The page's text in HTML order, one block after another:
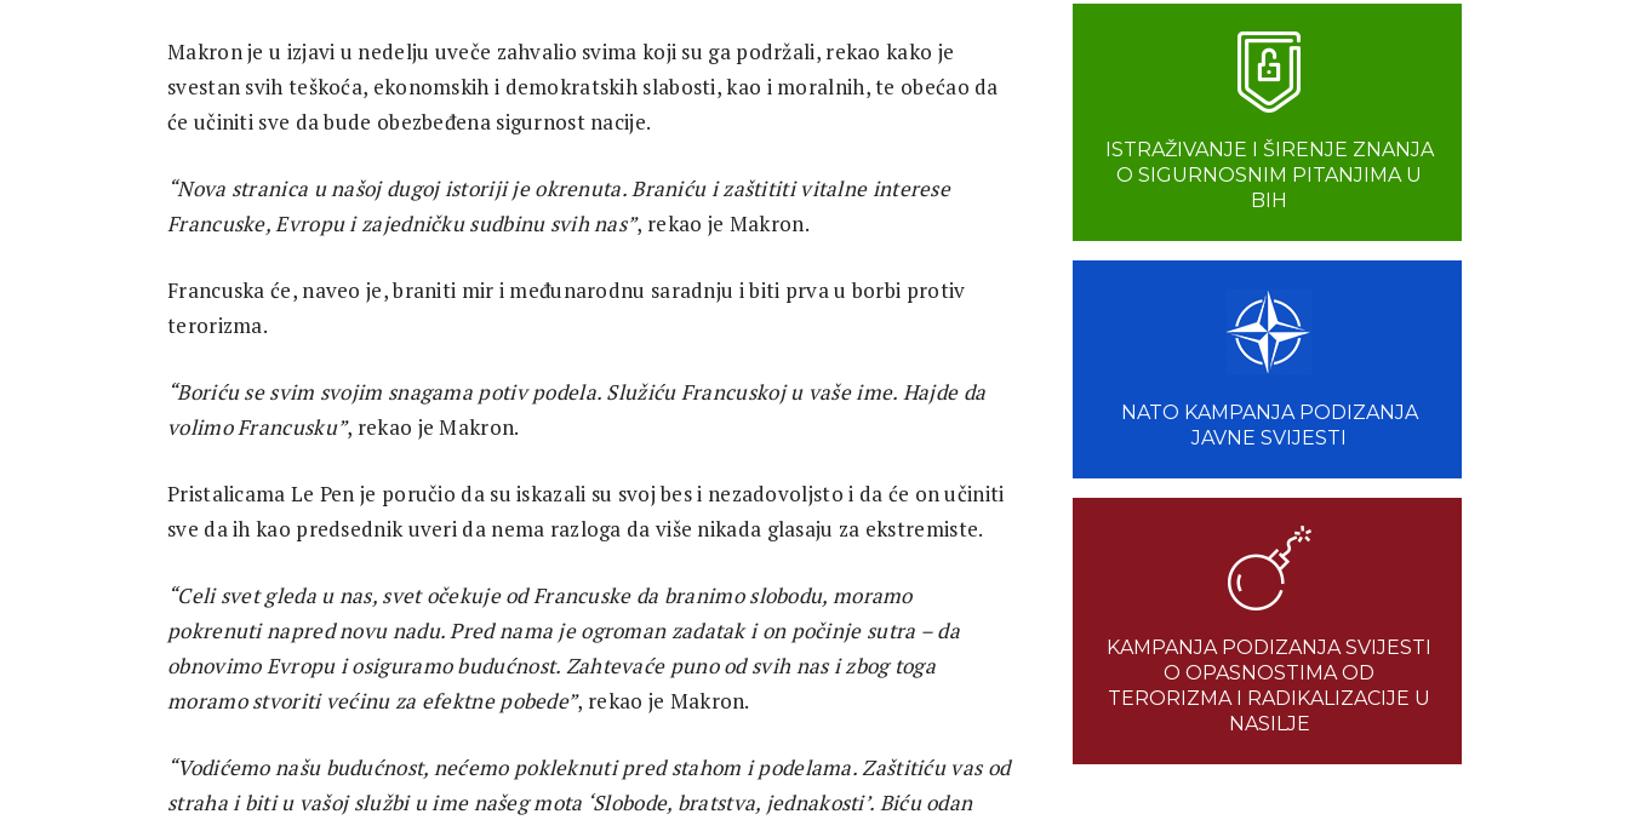
Makron je u izjavi u nedelju uveče zahvalio svima koji su ga podržali, rekao kako je
svestan svih teškoća, ekonomskih i demokratskih slabosti, kao i moralnih, te obećao da
će učiniti sve da bude obezbeđena sigurnost nacije.
“Nova stranica u našoj dugoj istoriji je okrenuta. Braniću i zaštititi vitalne interese
Francuske, Evropu i zajedničku sudbinu svih nas”, rekao je Makron.
Francuska će, naveo je, braniti mir i međunarodnu saradnju i biti prva u borbi protiv
terorizma.
“Boriću se svim svojim snagama potiv podela. Služiću Francuskoj u vaše ime. Hajde da
volimo Francusku”, rekao je Makron.
Pristalicama Le Pen je poručio da su iskazali su svoj bes i nezadovoljsto i da će on učiniti
sve da ih kao predsednik uveri da nema razloga da više nikada glasaju za ekstremiste.
“Celi svet gleda u nas, svet očekuje od Francuske da branimo slobodu, moramo
pokrenuti napred novu nadu. Pred nama je ogroman zadatak i on počinje sutra – da
obnovimo Evropu i osiguramo budućnost. Zahtevaće puno od svih nas i zbog toga
moramo stvoriti većinu za efektne pobede”, rekao je Makron.
“Vodićemo našu budućnost, nećemo pokleknuti pred stahom i podelama. Zaštitiću vas od
straha i biti u vašoj službi u ime našeg mota ‘Slobode, bratstva, jednakosti’. Biću odan
ISTRAŽIVANJE I ŠIRENJE ZNANJA
O SIGURNOSNIM PITANJIMA U
BIH
NATO KAMPANJA PODIZANJA
JAVNE SVIJESTI
KAMPANJA PODIZANJA SVIJESTI
O OPASNOSTIMA OD
TERORIZMA I RADIKALIZACIJE U
NASILJE